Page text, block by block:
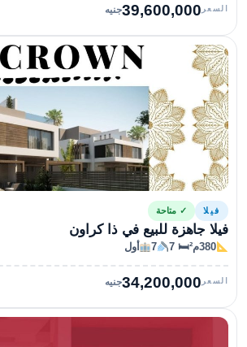
السعر 39,600,000جنيه
فيلا ✓ متاحة
فيلا جاهزة للبيع في ذا كراون
380م² 🛏 7
7 أول
السعر 34,200,000جنيه